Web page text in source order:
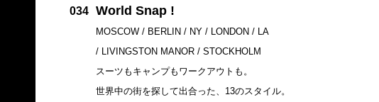
034 World Snap !
MOSCOW / BERLIN / NY / LONDON / LA
/ LIVINGSTON MANOR / STOCKHOLM
スーツもキャンプもワークアウトも。
世界中の街を探して出合った、13のスタイル。